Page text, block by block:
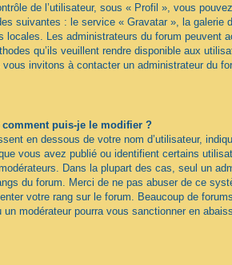
de l’utilisateur, sous « Profil », vous
suivantes : le service « Gravatar », la galerie
locales. Les administrateurs du forum peuvent
qu’ils veuillent rendre disponible aux
vous invitons à contacter un administrateur du
puis-je le modifier ?
en dessous de votre nom d’utilisateur,
vous avez publié ou identifient certains
Dans la plupart des cas, seul un
du forum. Merci de ne pas abuser de ce
votre rang sur le forum. Beaucoup de
un modérateur pourra vous sanctionner en